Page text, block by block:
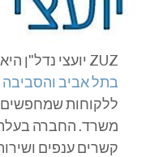
ZUZ יועצי נדל"ן היא
בתל אביב והסביבה
ללקוחות שמחפשים
משרד. החברה בעלת
קשרים ענפים